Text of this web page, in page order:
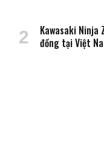
Kawasaki
đồng tại Việt